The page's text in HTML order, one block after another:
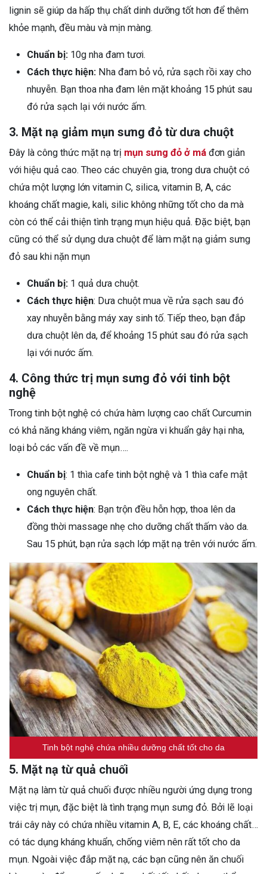
lignin sẽ giúp da hấp thụ chất dinh dưỡng tốt hơn để thêm
khỏe mạnh, đều màu và mịn màng.
Chuẩn bị: 10g nha đam tươi.
Cách thực hiện: Nha đam bỏ vỏ, rửa sạch rồi xay cho
nhuyễn. Bạn thoa nha đam lên mặt khoảng 15 phút sau
đó rửa sạch lại với nước ấm.
3. Mặt nạ giảm mụn sưng đỏ từ dưa chuột
Đây là công thức mặt nạ trị mụn sưng đỏ ở má đơn giản
với hiệu quả cao. Theo các chuyên gia, trong dưa chuột có
chứa một lượng lớn vitamin C, silica, vitamin B, A, các
khoáng chất magie, kali, silic không những tốt cho da mà
còn có thể cải thiện tình trạng mụn hiệu quả. Đặc biệt, bạn
cũng có thể sử dụng dưa chuột để làm mặt nạ giảm sưng
đỏ sau khi nặn mụn
Chuẩn bị: 1 quả dưa chuột.
Cách thực hiện: Dưa chuột mua về rửa sạch sau đó
xay nhuyễn bằng máy xay sinh tố. Tiếp theo, bạn đắp
dưa chuột lên da, để khoảng 15 phút sau đó rửa sạch
lại với nước ấm.
4. Công thức trị mụn sưng đỏ với tinh bột
nghệ
Trong tinh bột nghệ có chứa hàm lượng cao chất Curcumin
có khả năng kháng viêm, ngăn ngừa vi khuẩn gây hại nha,
loại bỏ các vấn đề về mụn….
Chuẩn bị: 1 thìa cafe tinh bột nghệ và 1 thìa cafe mật
ong nguyên chất.
Cách thực hiện: Bạn trộn đều hỗn hợp, thoa lên da
đồng thời massage nhẹ cho dưỡng chất thấm vào da.
Sau 15 phút, bạn rửa sạch lớp mặt nạ trên với nước ấm.
Tinh bột nghệ chứa nhiều dưỡng chất tốt cho da
5. Mặt nạ từ quả chuối
Mặt nạ làm từ quả chuối được nhiều người ứng dụng trong
việc trị mụn, đặc biệt là tình trạng mụn sưng đỏ. Bởi lẽ loại
trái cây này có chứa nhiều vitamin A, B, E, các khoáng chất…
có tác dụng kháng khuẩn, chống viêm nên rất tốt cho da
mụn. Ngoài việc đắp mặt nạ, các bạn cũng nên ăn chuối